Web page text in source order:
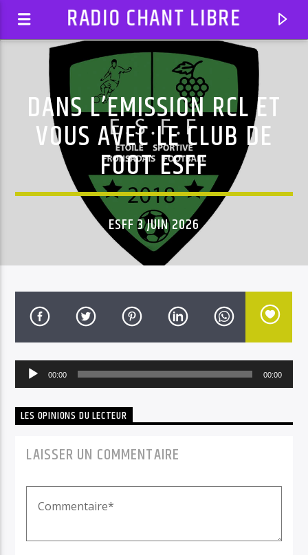
RADIO CHANT LIBRE
AUTODJ: SINGUILA FEAT. EDALAM
Radio Chant Libre
DANS L’EMISSION RCL ET
VOUS AVEC LE CLUB DE
FOOT ESFF
ESFF 3 JUIN 2026
Lecteur
audio
00:00 00:00
LES OPINIONS DU LECTEUR
LAISSER UN COMMENTAIRE